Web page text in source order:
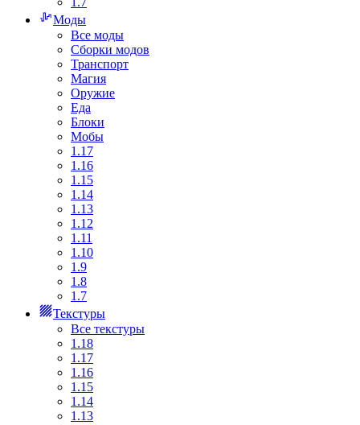
Моды
Все моды
Сборки модов
Транспорт
Магия
Оружие
Еда
Блоки
Мобы
1.17
1.16
1.15
1.14
1.13
1.12
1.11
1.10
1.9
1.8
1.7
Текстуры
Все текстуры
1.18
1.17
1.16
1.15
1.14
1.13